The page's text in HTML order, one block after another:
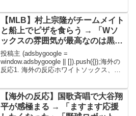
ど、いざ困難な状況に直面したときには
頼り合える関係だとお互いに...
【MLB】村上宗隆がチームメイト
と船上でピザを食らう → 「Wソ
ックスの雰囲気が最高なのは黒魔
術か？ローマ教皇の力か？」「村
上はこれまで見た日本人で一番ア
メリカ人っぽいわ」
投稿主 (adsbygoogle =
window.adsbygoogle || []).push({});海外の
反応1. 海外の反応ホワイトソックス、こ
か？黒魔術か？...
【海外の反応】国歌斉唱で大谷翔
平が感極まる → 「ますます応援